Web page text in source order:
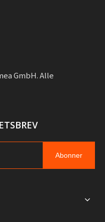
GmbH. Alle
Abonner